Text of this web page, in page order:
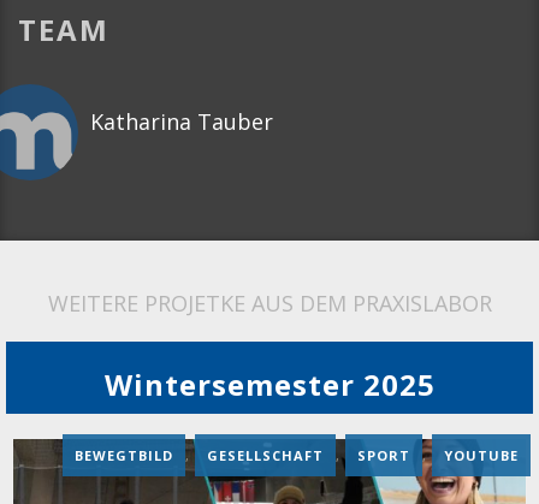
TEAM
Katharina Tauber
WEITERE PROJETKE AUS DEM PRAXISLABOR
Wintersemester 2025
BEWEGTBILD , GESELLSCHAFT , SPORT , YOUTUBE